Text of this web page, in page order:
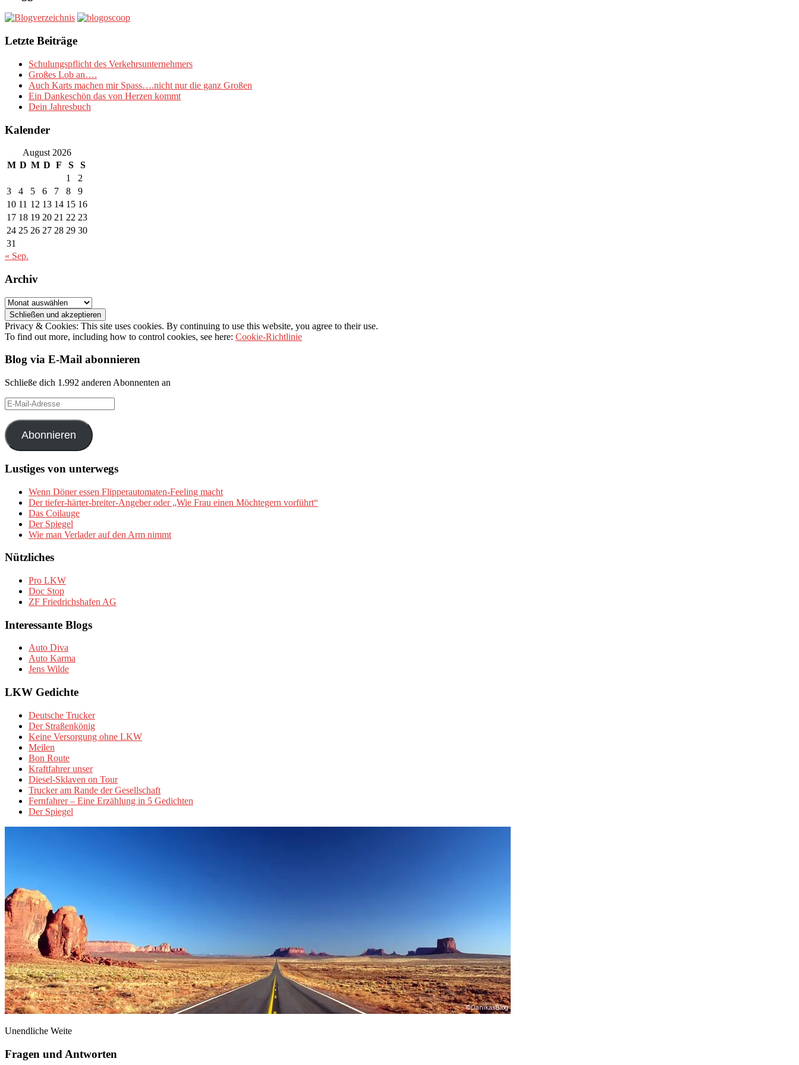
Letzte Beiträge
Schulungspflicht des Verkehrsunternehmers
Großes Lob an….
Auch Karts machen mir Spass….nicht nur die ganz Großen
Ein Dankeschön das von Herzen kommt
Dein Jahresbuch
Kalender
August 2026
M D M D F S
S
1
2
3
4 5 6 7 8
9
10 11 12 13 14 15 16
17 18 19 20 21 22 23
24 25 26 27 28 29 30
31
« Sep.
Archiv
Archiv
Privacy & Cookies: This site uses cookies. By continuing to use this website, you agree to their use.
To find out more, including how to control cookies, see here: Cookie-Richtlinie
Blog via E-Mail abonnieren
Schließe dich 1.992 anderen Abonnenten an
E-
Mail-
Adresse
Abonnieren
Lustiges von unterwegs
Wenn Döner essen Flipperautomaten-Feeling macht
Der tiefer-härter-breiter-Angeber oder „Wie Frau einen Möchtegern vorführt“
Das Coilauge
Der Spiegel
Wie man Verlader auf den Arm nimmt
Nützliches
Pro LKW
Doc Stop
ZF Friedrichshafen AG
Interessante Blogs
Auto Diva
Auto Karma
Jens Wilde
LKW Gedichte
Deutsche Trucker
Der Straßenkönig
Keine Versorgung ohne LKW
Meilen
Bon Route
Kraftfahrer unser
Diesel-Sklaven on Tour
Trucker am Rande der Gesellschaft
Fernfahrer – Eine Erzählung in 5 Gedichten
Der Spiegel
Unendliche Weite
Fragen und Antworten